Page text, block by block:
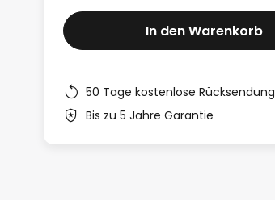
In den Warenkorb
50 Tage kostenlose Rücksendung
Bis zu 5 Jahre Garantie